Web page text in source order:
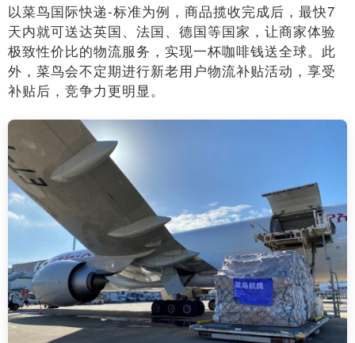
以菜鸟国际快递-标准为例，商品揽收完成后，最快7
天内就可送达英国、法国、德国等国家，让商家体验
极致性价比的物流服务，实现一杯咖啡钱送全球。此
外，菜鸟会不定期进行新老用户物流补贴活动，享受
补贴后，竞争力更明显。